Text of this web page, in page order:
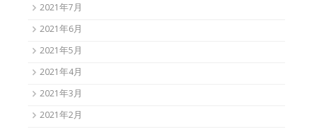
2021年7月
2021年6月
2021年5月
2021年4月
2021年3月
2021年2月